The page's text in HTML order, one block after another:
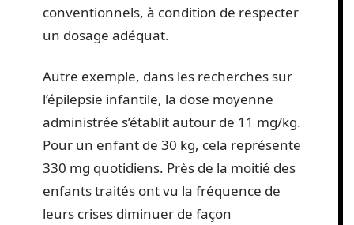
conventionnels, à condition de respecter
un dosage adéquat.
Autre exemple, dans les recherches sur
l’épilepsie infantile, la dose moyenne
administrée s’établit autour de 11 mg/kg.
Pour un enfant de 30 kg, cela représente
330 mg quotidiens. Près de la moitié des
enfants traités ont vu la fréquence de
leurs crises diminuer de façon